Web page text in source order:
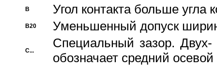
B Угол контакта больше угла
B20 Уменьшенный допуск
C...
Специальный зазор.
обозначает средний